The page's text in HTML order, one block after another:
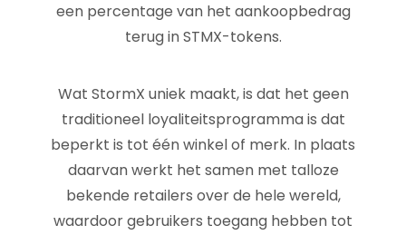
een percentage van het aankoopbedrag
terug in STMX-tokens.
Wat StormX uniek maakt, is dat het geen
traditioneel loyaliteitsprogramma is dat
beperkt is tot één winkel of merk. In plaats
daarvan werkt het samen met talloze
bekende retailers over de hele wereld,
waardoor gebruikers toegang hebben tot